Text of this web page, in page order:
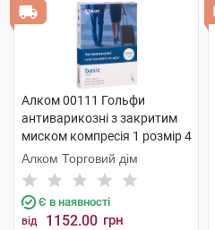
Алком 00111 Гольфи
антиварикозні з закритим
миском компресія 1 розмір 4
бежевий 1 пара
Алком Торговий дім
Є в наявності
від 1152.00 грн